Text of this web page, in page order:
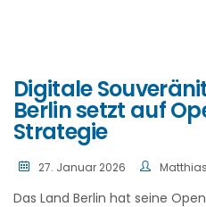
Digitale
Berlin setzt auf
Strategie
27. Januar 2026
Das Land Berlin hat seine